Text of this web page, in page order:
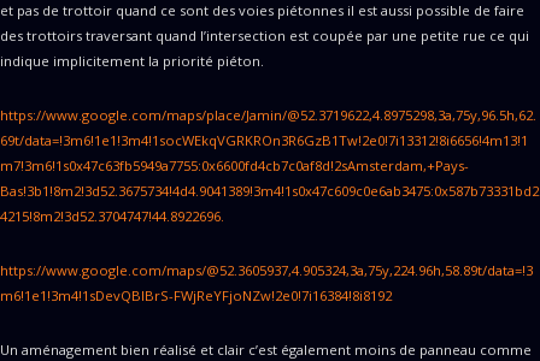
et pas de trottoir quand ce sont des voies piétonnes il est aussi possible de faire
des trottoirs traversant quand l’intersection est coupée par une petite rue ce qui
indique implicitement la priorité piéton.
https://www.google.com/maps/place/Jamin/@52.3719622,4.8975298,3a,75y,96.5h,62.
69t/data=!3m6!1e1!3m4!1socWEkqVGRKROn3R6GzB1Tw!2e0!7i13312!8i6656!4m13!1
m7!3m6!1s0x47c63fb5949a7755:0x6600fd4cb7c0af8d!2sAmsterdam,+Pays-
Bas!3b1!8m2!3d52.3675734!4d4.9041389!3m4!1s0x47c609c0e6ab3475:0x587b73331bd2
4215!8m2!3d52.3704747!44.8922696.
https://www.google.com/maps/@52.3605937,4.905324,3a,75y,224.96h,58.89t/data=!3
m6!1e1!3m4!1sDevQBIBrS-FWjReYFjoNZw!2e0!7i16384!8i8192
Un aménagement bien réalisé et clair c’est également moins de panneau comme